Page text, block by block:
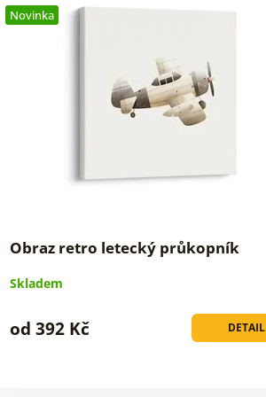
Novinka
Obraz retro letecký průkopník
Skladem
DETAIL
od 392 Kč